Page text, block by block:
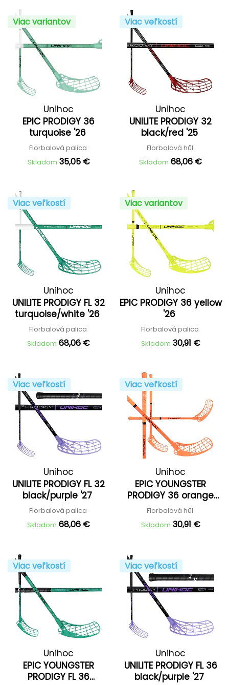
Viac variantov
Unihoc
EPIC PRODIGY 36
turquoise '26
Florbalová palica
Skladom 35,05 €
Viac veľkostí
Unihoc
UNILITE PRODIGY 32
black/red '25
Florbalová hůl
Skladom 68,06 €
Viac veľkostí
Unihoc
UNILITE PRODIGY FL 32
turquoise/white '26
Florbalová palica
Skladom 68,06 €
Viac variantov
Unihoc
EPIC PRODIGY 36 yellow
'26
Florbalová palica
Skladom 30,91 €
Viac veľkostí
Unihoc
UNILITE PRODIGY FL 32
black/purple '27
Florbalová palica
Skladom 68,06 €
Viac veľkostí
Unihoc
EPIC YOUNGSTER
PRODIGY 36 orange
'24
Florbalová hůl
Skladom 30,91 €
Viac veľkostí
Unihoc
EPIC YOUNGSTER
PRODIGY FL 36
Viac veľkostí
Unihoc
UNILITE PRODIGY FL 36
black/purple '27